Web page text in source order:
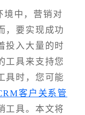
境中，营销对
，要实现成功
投入大量的时
工具来支持您
具时，您可能
客户关系管
工具。本文将